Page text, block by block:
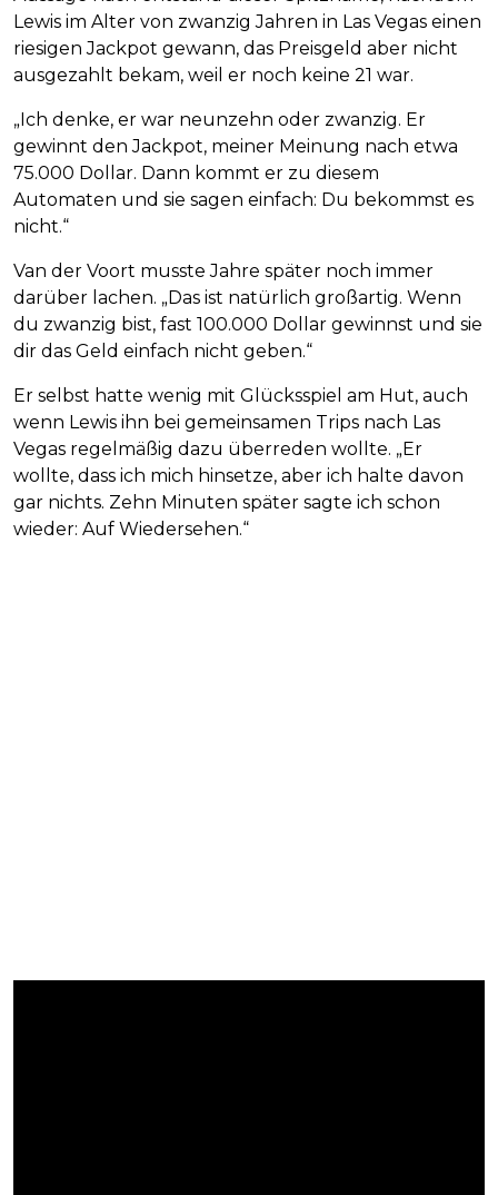
Lewis im Alter von zwanzig Jahren in Las Vegas einen
riesigen Jackpot gewann, das Preisgeld aber nicht
ausgezahlt bekam, weil er noch keine 21 war.
„Ich denke, er war neunzehn oder zwanzig. Er
gewinnt den Jackpot, meiner Meinung nach etwa
75.000 Dollar. Dann kommt er zu diesem
Automaten und sie sagen einfach: Du bekommst es
nicht.“
Van der Voort musste Jahre später noch immer
darüber lachen. „Das ist natürlich großartig. Wenn
du zwanzig bist, fast 100.000 Dollar gewinnst und sie
dir das Geld einfach nicht geben.“
Er selbst hatte wenig mit Glücksspiel am Hut, auch
wenn Lewis ihn bei gemeinsamen Trips nach Las
Vegas regelmäßig dazu überreden wollte. „Er
wollte, dass ich mich hinsetze, aber ich halte davon
gar nichts. Zehn Minuten später sagte ich schon
wieder: Auf Wiedersehen.“